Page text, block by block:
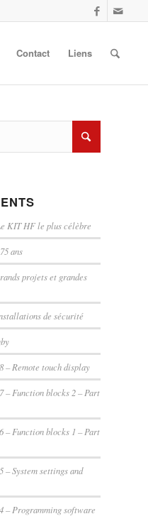
Contact Liens
KIT HF le plus célèbre
ans
projets et grandes
de sécurité
– Remote touch display
– Function blocks 2 – Part
– Function blocks 1 – Part
– System settings and
– Programming software